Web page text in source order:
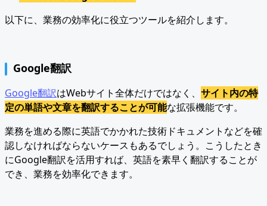
以下に、業務の効率化に役立つツールを紹介します。
Google翻訳
Google翻訳はWebサイト全体だけではなく、 サイト内の特
定の単語や文章を翻訳することが可能な拡張機能です。
業務を進める際に英語でかかれた技術ドキュメントなどを確
認しなければならないケースもあるでしょう。こうしたとき
にGoogle翻訳を活用すれば、英語を素早く翻訳することが
でき、業務を効率化できます。